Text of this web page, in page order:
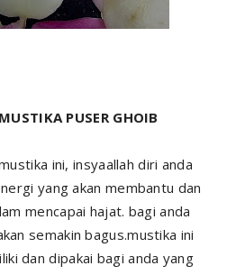
PUSER GHOIB
ini, insyaallah diri anda
yang akan membantu dan
mencapai hajat. bagi anda
semakin bagus.mustika ini
dan dipakai bagi anda yang